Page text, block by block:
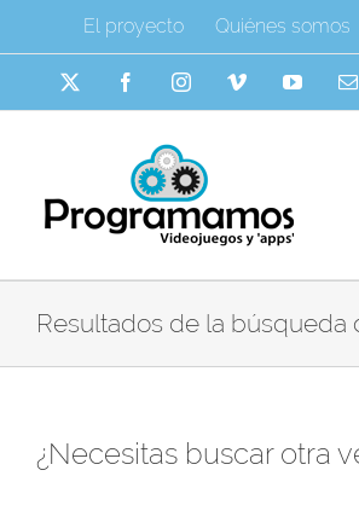
al
contenido
El proyecto Quiénes somos
FacebookInstagramVimeo
Resultados de la búsqueda
¿Necesitas buscar otra